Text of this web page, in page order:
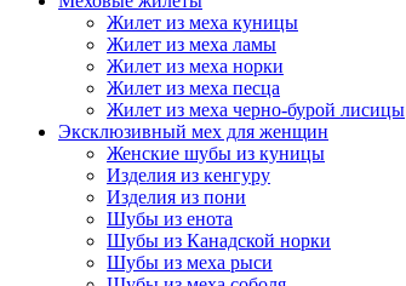
Жилет из меха куницы
Жилет из меха ламы
Жилет из меха норки
Жилет из меха песца
Жилет из меха черно-бурой лисицы
Эксклюзивный мех для женщин
Женские шубы из куницы
Изделия из кенгуру
Изделия из пони
Шубы из енота
Шубы из Канадской норки
Шубы из меха рыси